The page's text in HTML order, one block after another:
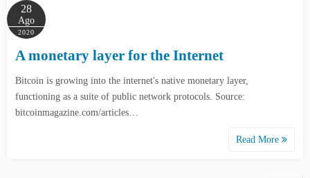
28
Ago
2020
A monetary layer for the Internet
Bitcoin is growing into the internet's native monetary layer,
functioning as a suite of public network protocols. Source:
bitcoinmagazine.com/articles…
Read More